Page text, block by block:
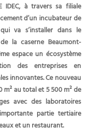
IDEC, à travers sa filiale
d’un incubateur de
va s’installer dans le
la caserne Beaumont-
espace un écosystème
des entreprises en
innovantes. Ce nouveau
au total et 5 500 m² de
avec des laboratoires
partie tertiaire
et un restaurant.